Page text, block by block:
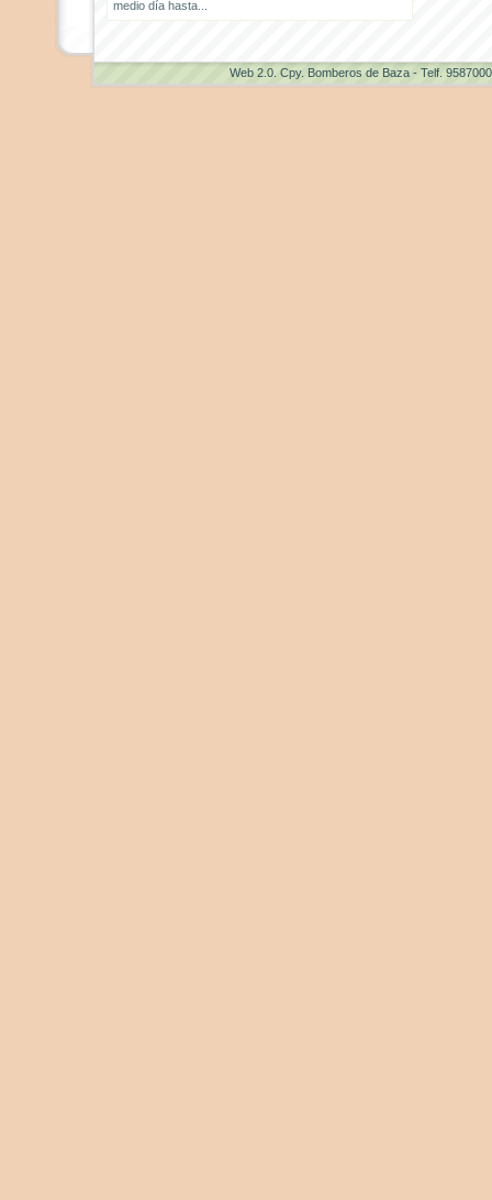
medio día hasta...
Web 2.0 . Cpy. Bomberos de Baza - Telf.